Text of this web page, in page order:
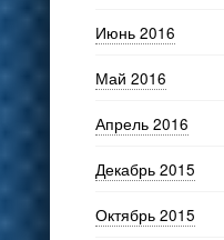
Июнь 2016
Май 2016
Апрель 2016
Декабрь 2015
Октябрь 2015